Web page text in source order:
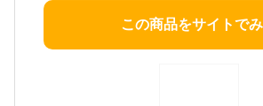
この商品をサイトで